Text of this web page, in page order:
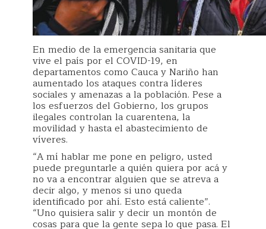
En medio de la emergencia sanitaria que
vive el país por el COVID-19, en
departamentos como Cauca y Nariño han
aumentado los ataques contra líderes
sociales y amenazas a la población. Pese a
los esfuerzos del Gobierno, los grupos
ilegales controlan la cuarentena, la
movilidad y hasta el abastecimiento de
víveres.
“A mí hablar me pone en peligro, usted
puede preguntarle a quién quiera por acá y
no va a encontrar alguien que se atreva a
decir algo, y menos si uno queda
identificado por ahí. Esto está caliente”.
“Uno quisiera salir y decir un montón de
cosas para que la gente sepa lo que pasa. El